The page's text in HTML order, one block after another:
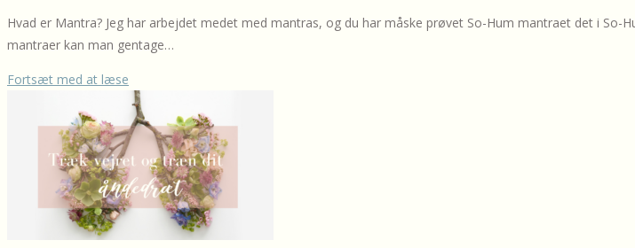
Hvad er Mantra? Jeg har arbejdet medet med mantras, og du har måske prøvet So-Hum mantraet det i
mantraer kan man gentage…
Fortsæt med at læse
er
et
mantra?